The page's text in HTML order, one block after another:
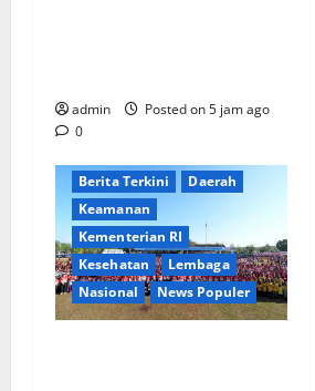
admin
Posted on 5 jam ago
0
Berita Terkini
Daerah
Keamanan
Kementerian RI
Kesehatan
Lembaga
Nasional
News Populer